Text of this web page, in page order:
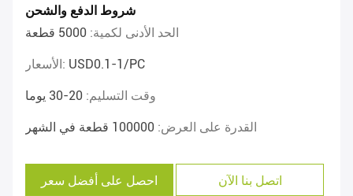
شروط الدفع والشحن
الحد الأدنى لكمية: 5000 قطعة
الأسعار: USD0.1-1/PC
وقت التسليم: 20-30 يوما
القدرة على العرض: 100000 قطعة في الشهر
احصل على أفضل سعر اتصل بنا الآن